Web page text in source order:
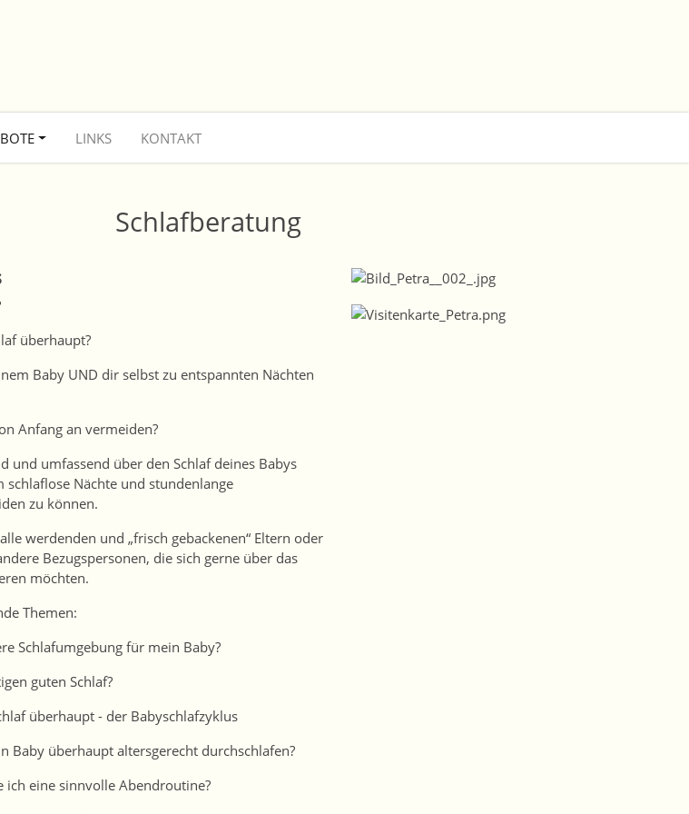
LINKS KONTAKT
Schlafberatung
überhaupt?
Baby UND dir selbst zu entspannten Nächten
Anfang an vermeiden?
und umfassend über den Schlaf deines Babys
Nächte und stundenlange
zu können.
werdenden und „frisch gebackenen“ Eltern oder
Bezugspersonen, die sich gerne über das
möchten.
Themen:
Schlafumgebung für mein Baby?
guten Schlaf?
überhaupt - der Babyschlafzyklus
Baby überhaupt altersgerecht durchschlafen?
ich eine sinnvolle Abendroutine?